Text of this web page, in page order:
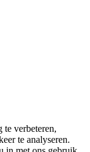
verbeteren,
te analyseren.